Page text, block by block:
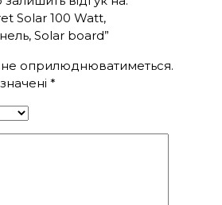
Solar 100 Watt,
Solar board”
оприлюднюватиметься.
*